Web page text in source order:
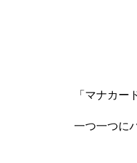
「マナカー
一つ一つに